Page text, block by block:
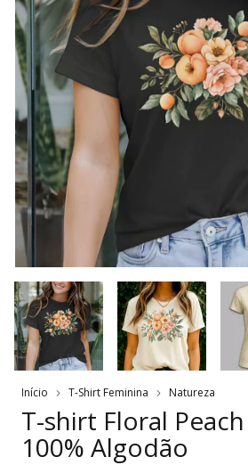
Início T-Shirt Feminina Natureza
T-shirt Floral
100% Algodão